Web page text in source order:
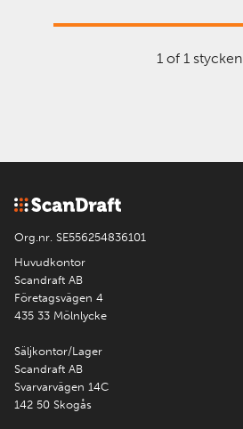
1 of 1 stycken
Org.nr. SE556254836101
Huvudkontor
Scandraft AB
Företagsvägen 4
435 33 Mölnlycke
Säljkontor/Lager
Scandraft AB
Svarvarvägen 14C
142 50 Skogås